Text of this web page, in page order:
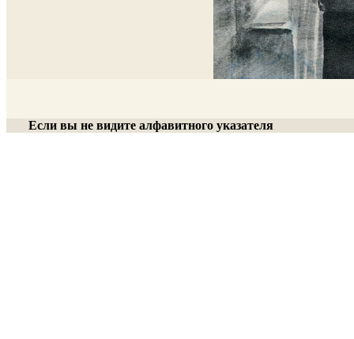
Если вы не видите алфавитного указателя